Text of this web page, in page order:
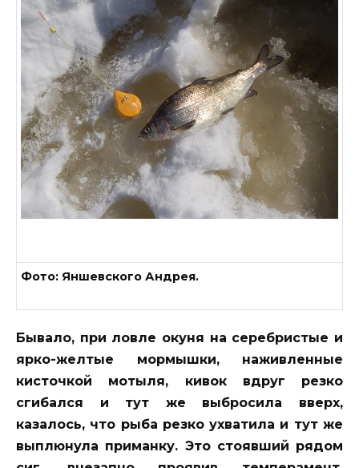
Фото: Яншевского Андрея.
Бывало, при ловле окуня на серебристые и
ярко-желтые мормышки, наживленные
кисточкой мотыля, кивок вдруг резко
сгибался и тут же выбросила вверх,
казалось, что рыба резко ухватила и тут же
выплюнула приманку. Это стоявший рядом